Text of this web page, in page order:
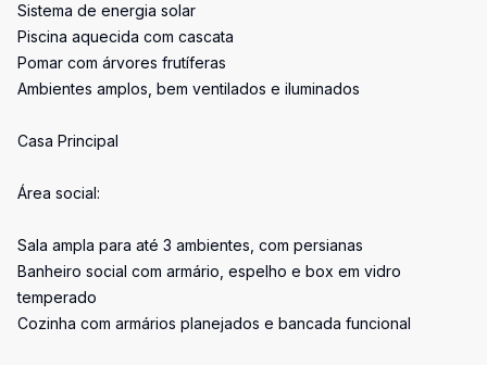
Sistema de energia solar
Piscina aquecida com cascata
Pomar com árvores frutíferas
Ambientes amplos, bem ventilados e iluminados
Casa Principal
Área social:
Sala ampla para até 3 ambientes, com persianas
Banheiro social com armário, espelho e box em vidro
temperado
Cozinha com armários planejados e bancada funcional